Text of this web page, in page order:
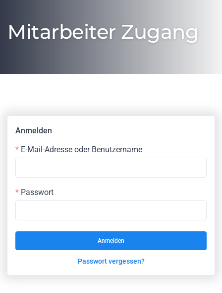
Mitarbeiter Zugang
Anmelden
E-Mail-Adresse oder Benutzername
Passwort
Anmelden
Passwort vergessen?